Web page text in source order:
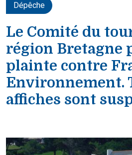
Dépêche
Le Comité du
région Bretagne
plainte contre
Environnement.
affiches sont